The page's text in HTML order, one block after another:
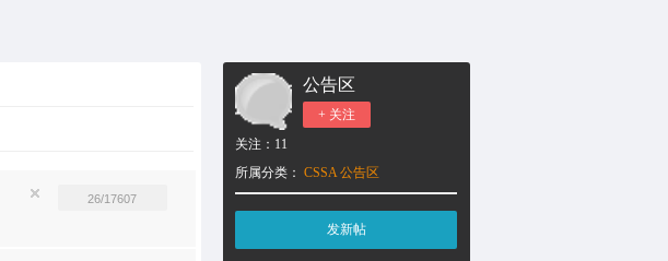
26/17607
公告区
+ 关注
关注： 11
所属分类： CSSA 公告区
发新帖